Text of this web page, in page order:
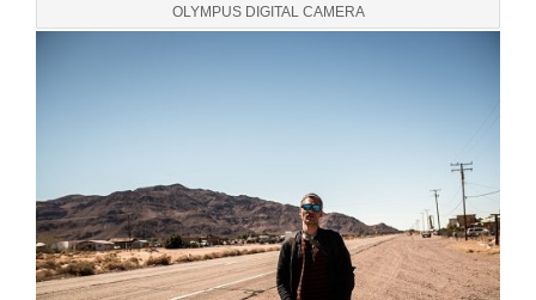
OLYMPUS DIGITAL CAMERA